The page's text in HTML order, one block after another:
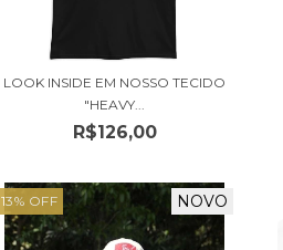
LOOK INSIDE EM NOSSO TECIDO
"HEAVY...
R$126,00
13% OFF NOVO